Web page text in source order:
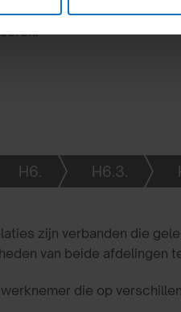
samenwerken om
H6. H6.3.
zijn verbanden die
van beide afdelingen
werknemer die op